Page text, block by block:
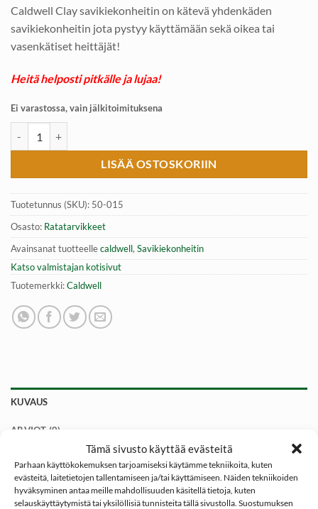
Tämä sivusto käyttää evästeitä
Parhaan käyttökokemuksen tarjoamiseksi käytämme tekniikoita, kuten
evästeitä, laitetietojen tallentamiseen ja/tai käyttämiseen. Näiden tekniikoiden
hyväksyminen antaa meille mahdollisuuden käsitellä tietoja, kuten
selauskäyttäytymistä tai yksilöllisiä tunnisteita tällä sivustolla. Suostumuksen
Caldwell Clay savikiekonheitin on kätevä yhdenkäden
savikiekonheitin jota pystyy käyttämään sekä oikea tai
vasenkätiset heittäjät!
Heitä helposti pitkälle ja lujaa!
Ei varastossa, vain jälkitoimituksena
LISÄÄ OSTOSKORIIN
Tuotetunnus (SKU): 50-015
Osasto: Ratatarvikkeet
Avainsanat tuotteellecaldwell, Savikiekonheitin
Katso valmistajan kotisivut
Tuotemerkki:Caldwell
KUVAUS
ARVIOT (0)
Caldwell Claysavikiekonheitin on kätevä yhdenkäden
savikiekonheitin jota pystyy käyttämään sekä oikea tai
vasenkätiset heittäjät.